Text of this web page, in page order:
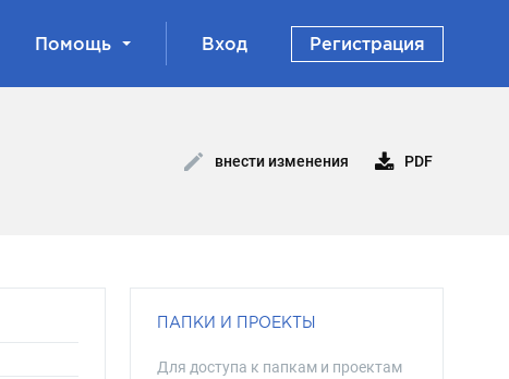
Помощь Вход Регистрация
внести изменения PDF
ПАПКИ И ПРОЕКТЫ
Для доступа к папкам и проектам